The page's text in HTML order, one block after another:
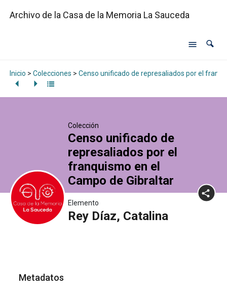
Archivo de la Casa de la Memoria La Sauceda
Inicio > Colecciones > Censo unificado de represaliados por el
Colección
Censo unificado de
represaliados por el
franquismo en el
Campo de Gibraltar
Elemento
Rey Díaz, Catalina
Metadatos